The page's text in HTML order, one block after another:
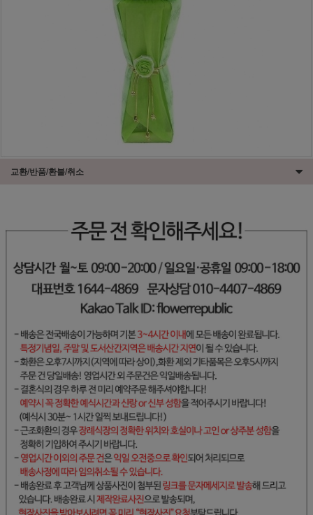
교환/반품/환불/취소